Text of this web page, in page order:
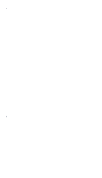
xuvenil